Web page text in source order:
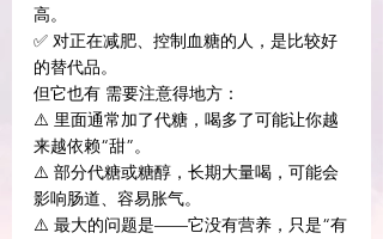
高。
✅ 对正在减肥、控制血糖的人，是比较好
的替代品。
但它也有 需要注意得地方：
⚠️ 里面通常加了代糖，喝多了可能让你越
来越依赖“甜”。
⚠️ 部分代糖或糖醇，长期大量喝，可能会
影响肠道、容易胀气。
⚠️ 最大的问题是——它没有营养，只是“有